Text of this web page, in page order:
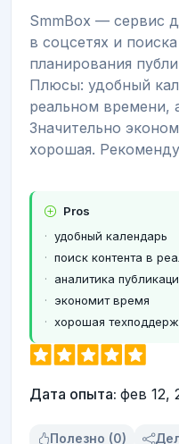
SmmBox — сервис
в соцсетях и
планирования
Плюсы: удобный
реальном времени,
Значительно
хорошая.
Pros
удобный календарь
поиск контента в
аналитика
экономит время
хорошая
Дата опыта: фев 12,
Полезно (0)